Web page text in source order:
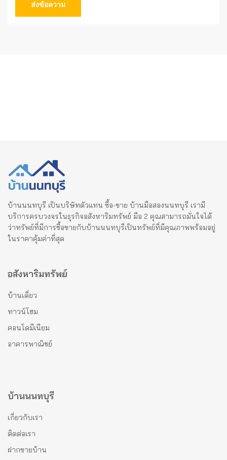
ส่งข้อความ
บ้านนนทบุรี เป็นบริษัทตัวแทน ซื้อ-ขาย บ้านมือสองนนทบุรี เรามี
บริการครบวงจรในธุรกิจอสังหาริมทรัพย์ มือ 2 คุณสามารถมั่นใจได้
ว่าทรัพย์ที่มีการซื้อขายกับบ้านนนทบุรีเป็นทรัพย์ที่มีคุณภาพพร้อมอยู่
ในราคาคุ้มค่าที่สุด
อสังหาริมทรัพย์
บ้านเดี่ยว
ทาวน์โฮม
คอนโดมีเนียม
อาคารพาณิชย์
บ้านนนทบุรี
เกี่ยวกับเรา
ติดต่อเรา
ฝากขายบ้าน